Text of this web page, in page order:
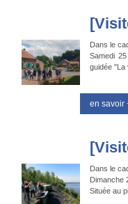
Dans le
Samedi
guidée "La
en savoir
Dans le
Dimanche
Située au